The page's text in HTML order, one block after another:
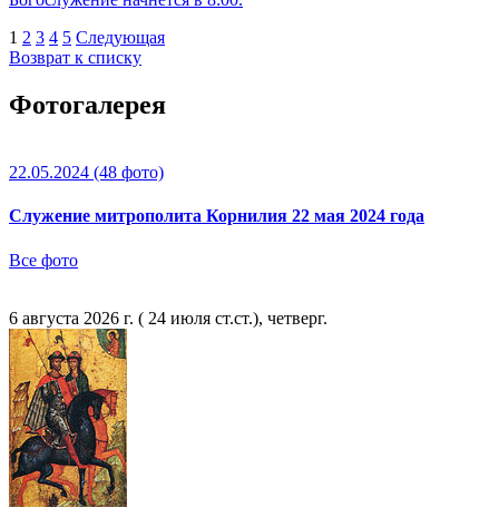
1 2 3 4 5 Следующая
Возврат к списку
Фотогалерея
22.05.2024 (48 фото)
Служение митрополита Корнилия 22 мая 2024 года
Все фото
6 августа 2026 г. ( 24 июля ст.ст.), четверг.